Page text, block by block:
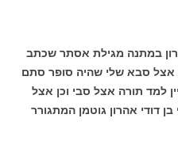
במתנה מגילת אסתר שכתב
אצל סבא שלי שהיה סופר סתם
למד תורה אצל סבי וכן אצל
דודי אהרון גוטמן המתגורר